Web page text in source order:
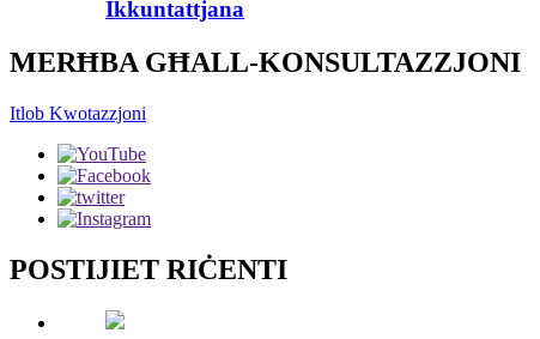
Ikkuntattjana
MERĦBA GĦALL-KONSULTAZZJONI
Itlob Kwotazzjoni
POSTIJIET RIĊENTI